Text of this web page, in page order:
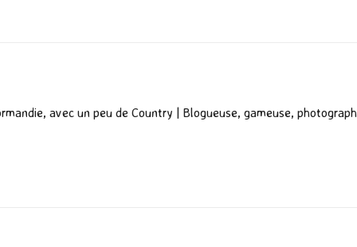
avec un peu de Country | Blogueuse, gameuse,